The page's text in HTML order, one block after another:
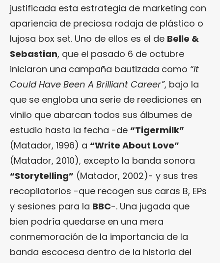
justificada esta estrategia de marketing con
apariencia de preciosa rodaja de plástico o
lujosa box set. Uno de ellos es el de Belle &
Sebastian, que el pasado 6 de octubre
iniciaron una campaña bautizada como “It
Could Have Been A Brilliant Career”, bajo la
que se engloba una serie de reediciones en
vinilo que abarcan todos sus álbumes de
estudio hasta la fecha -de “Tigermilk”
(Matador, 1996) a “Write About Love”
(Matador, 2010), excepto la banda sonora
“Storytelling” (Matador, 2002)- y sus tres
recopilatorios -que recogen sus caras B, EPs
y sesiones para la BBC-. Una jugada que
bien podría quedarse en una mera
conmemoración de la importancia de la
banda escocesa dentro de la historia del